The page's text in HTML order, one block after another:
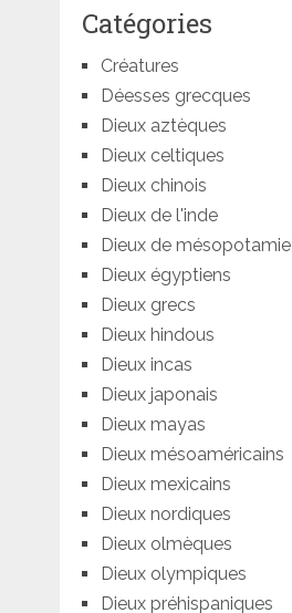
Catégories
Créatures
Déesses grecques
Dieux aztèques
Dieux celtiques
Dieux chinois
Dieux de l'inde
Dieux de mésopotamie
Dieux égyptiens
Dieux grecs
Dieux hindous
Dieux incas
Dieux japonais
Dieux mayas
Dieux mésoaméricains
Dieux mexicains
Dieux nordiques
Dieux olmèques
Dieux olympiques
Dieux préhispaniques